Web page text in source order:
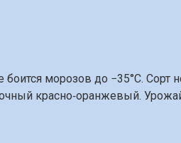
боится морозов до −35°C.
красно‑оранжевый.